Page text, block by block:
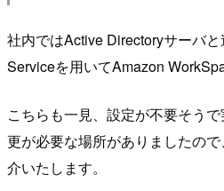
社内ではActive Directoryサーバ
Serviceを用いてAmazon
こちらも一見、設定が不要そう
更が必要な場所がありましたの
介いたします。